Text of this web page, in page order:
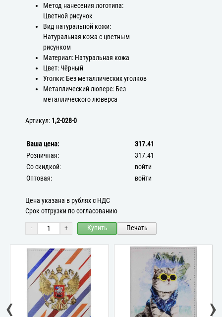
Метод нанесения логотипа:
Цветной рисунок
Вид натуральной кожи:
Натуральная кожа с цветным
рисунком
Материал: Натуральная кожа
Цвет: Чёрный
Уголки: Без металлических уголков
Металлический люверс: Без
металлического люверса
Артикул: 1,2-028-0
Ваша цена:
317.41
Розничная:
317.41
Со скидкой:
войти
Оптовая:
войти
Цена указана в рублях с НДС
Срок отгрузки по согласованию
- + Купить Печать
‹ ›